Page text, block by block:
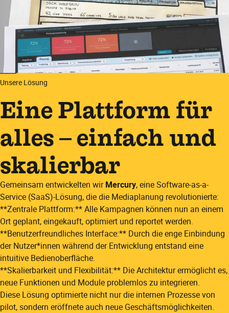
Unsere Lösung
Eine Plattform für
alles – einfach und
skalierbar
Gemeinsam entwickelten wirMercury, eine Software-as-a-
Service (SaaS)-Lösung, die die Mediaplanung revolutionierte:​
**Zentrale Plattform:**​ Alle Kampagnen können nun an einem
Ort geplant, eingekauft, optimiert und reportet werden.​
**Benutzerfreundliches Interface:**​ Durch die enge Einbindung
der Nutzer*innen während der Entwicklung entstand eine
intuitive Bedienoberfläche.​
**Skalierbarkeit und Flexibilität:**​ Die Architektur ermöglicht es,
neue Funktionen und Module problemlos zu integrieren.​
Diese Lösung optimierte nicht nur die internen Prozesse von
pilot, sondern eröffnete auch neue Geschäftsmöglichkeiten.​